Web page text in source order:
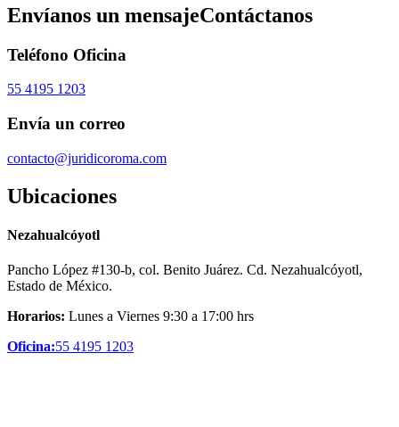
Envíanos un mensajeContáctanos
Teléfono Oficina
55 4195 1203
Envía un correo
contacto@juridicoroma.com
Ubicaciones
Nezahualcóyotl
Pancho López #130-b, col. Benito Juárez. Cd. Nezahualcóyotl,
Estado de México.
Horarios: Lunes a Viernes 9:30 a 17:00 hrs
Oficina:55 4195 1203